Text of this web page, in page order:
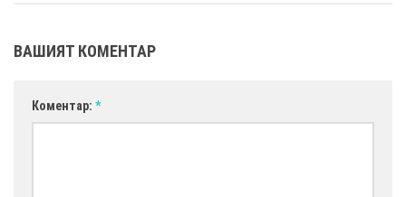
ВАШИЯТ КОМЕНТАР
Коментар: *